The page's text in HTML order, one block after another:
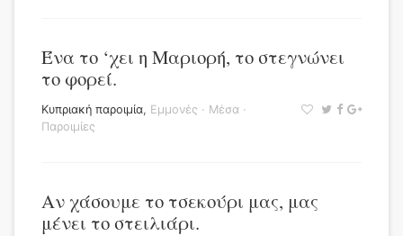
Ένα το ‘χει η Μαριορή, το στεγνώνει
το φορεί.
Κυπριακή παροιμία, Εμμονές · Μέσα ·
Παροιμίες
Αν χάσουμε το τσεκούρι μας, μας
μένει το στειλιάρι.